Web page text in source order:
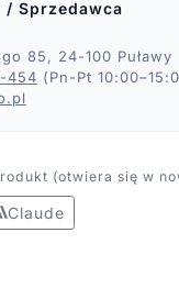
Sprzedawca
85, 24-100 Puławy
454 (Pn-Pt
(otwiera się w
Claude